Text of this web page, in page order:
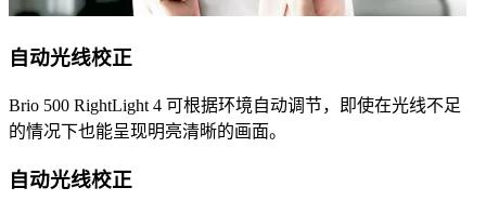
自动光线校正
Brio 500 RightLight 4 可根据环境自动调节，即使在光线不足
的情况下也能呈现明亮清晰的画面。
自动光线校正